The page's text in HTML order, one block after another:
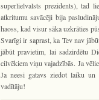
superlielvalsts prezidents), tad
atkritumu savācēji bija
haoss, kad visur sāka uzkrāties
Svarīgi ir saprast, ka Tev nav
jābūt pravietim, lai sadzirdētu
cilvēkiem viņu vajadzībās. Ja
Ja neesi gatavs ziedot laiku un
vadītāju!